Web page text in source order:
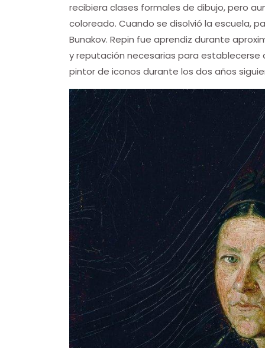
recibiera clases formales de dibujo, pero
coloreado. Cuando se disolvió la escuela,
Bunakov. Repin fue aprendiz durante
y reputación necesarias para
pintor de iconos durante los dos años